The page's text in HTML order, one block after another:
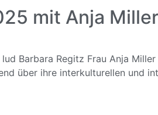
mit Anja Miller
Barbara Regitz Frau Anja
über ihre interkulturellen und